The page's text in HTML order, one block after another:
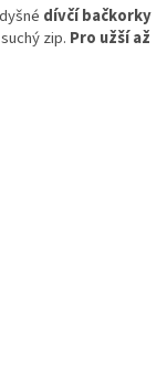
dívčí bačkorky
zip. Pro užší až